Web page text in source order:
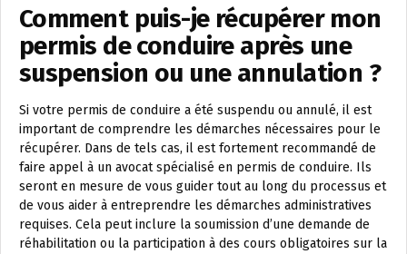
Comment puis-je récupérer mon
permis de conduire après une
suspension ou une annulation ?
Si votre permis de conduire a été suspendu ou annulé, il est
important de comprendre les démarches nécessaires pour le
récupérer. Dans de tels cas, il est fortement recommandé de
faire appel à un avocat spécialisé en permis de conduire. Ils
seront en mesure de vous guider tout au long du processus et
de vous aider à entreprendre les démarches administratives
requises. Cela peut inclure la soumission d’une demande de
réhabilitation ou la participation à des cours obligatoires sur la